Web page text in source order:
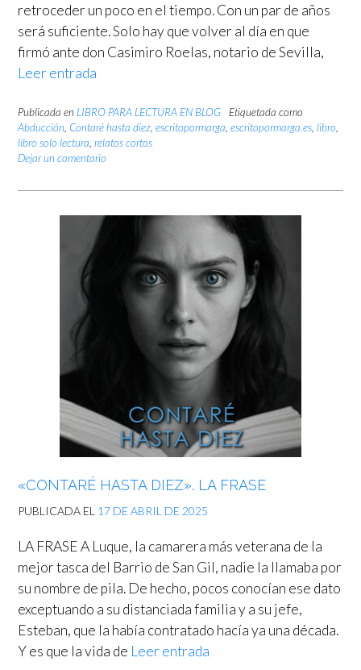
retroceder un poco en el tiempo. Con un par de años
será suficiente. Solo hay que volver al día en que
firmó ante don Casimiro Roelas, notario de Sevilla,
Leer entrada
Publicada en LIBRO PARA LECTURA EN BLOG
Etiquetada como
Abducción Contaré hasta diez escritopormarga escritopormarga.es libro
libro solo lectura relatos cortos
Dejar un comentario
«CONTARÉ HASTA DIEZ». LA FRASE
PUBLICADA EL 17 DE ABRIL DE 2025
LA FRASE A Luque, la camarera más veterana de la
mejor tasca del Barrio de San Gil, nadie la llamaba por
su nombre de pila. De hecho, pocos conocían ese dato
exceptuando a su distanciada familia y a su jefe,
Esteban, que la había contratado hacía ya una década.
Y es que la vida de Leer entrada